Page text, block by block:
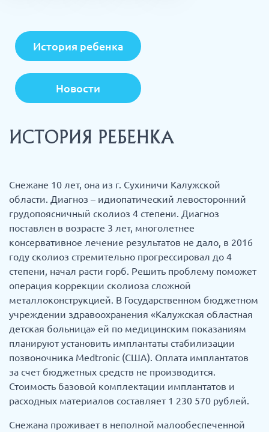
История ребенка
Новости
ИСТОРИЯ РЕБЕНКА
Снежане 10 лет, она из г. Сухиничи Калужской
области. Диагноз – идиопатический левосторонний
грудопоясничный сколиоз 4 степени. Диагноз
поставлен в возрасте 3 лет, многолетнее
консервативное лечение результатов не дало, в 2016
году сколиоз стремительно прогрессировал до 4
степени, начал расти горб. Решить проблему поможет
операция коррекции сколиоза сложной
металлоконструкцией. В Государственном бюджетном
учреждении здравоохранения «Калужская областная
детская больница» ей по медицинским показаниям
планируют установить имплантаты стабилизации
позвоночника Medtronic (США). Оплата имплантатов
за счет бюджетных средств не производится.
Стоимость базовой комплектации имплантатов и
расходных материалов составляет 1 230 570 рублей.
Снежана проживает в неполной малообеспеченной